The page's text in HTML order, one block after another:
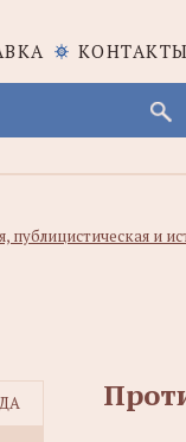
КОНТАКТЫ
публицистическая и